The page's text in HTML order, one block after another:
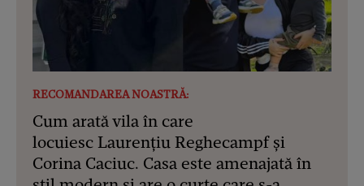
RECOMANDAREA NOASTRĂ:
Cum arată vila în care
locuiesc Laurențiu Reghecampf și
Corina Caciuc. Casa este amenajată în